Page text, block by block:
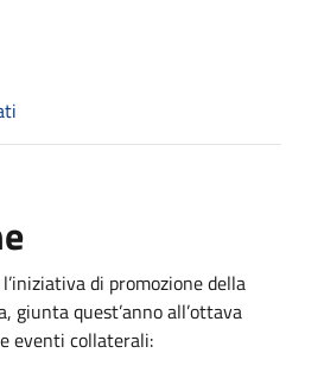
di promozione della
giunta quest’anno all’ottava
eventi collaterali: